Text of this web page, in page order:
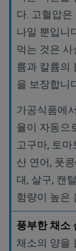
다. 고혈압은
나일 뿐입니
먹는 것은
륨과 칼륨의
을 보장합니
가공식품에서
율이 자동으
고구마, 토마
산 연어, 풋콩
대, 살구, 캔
함량이 높은
풍부한 채소
채소의 양을